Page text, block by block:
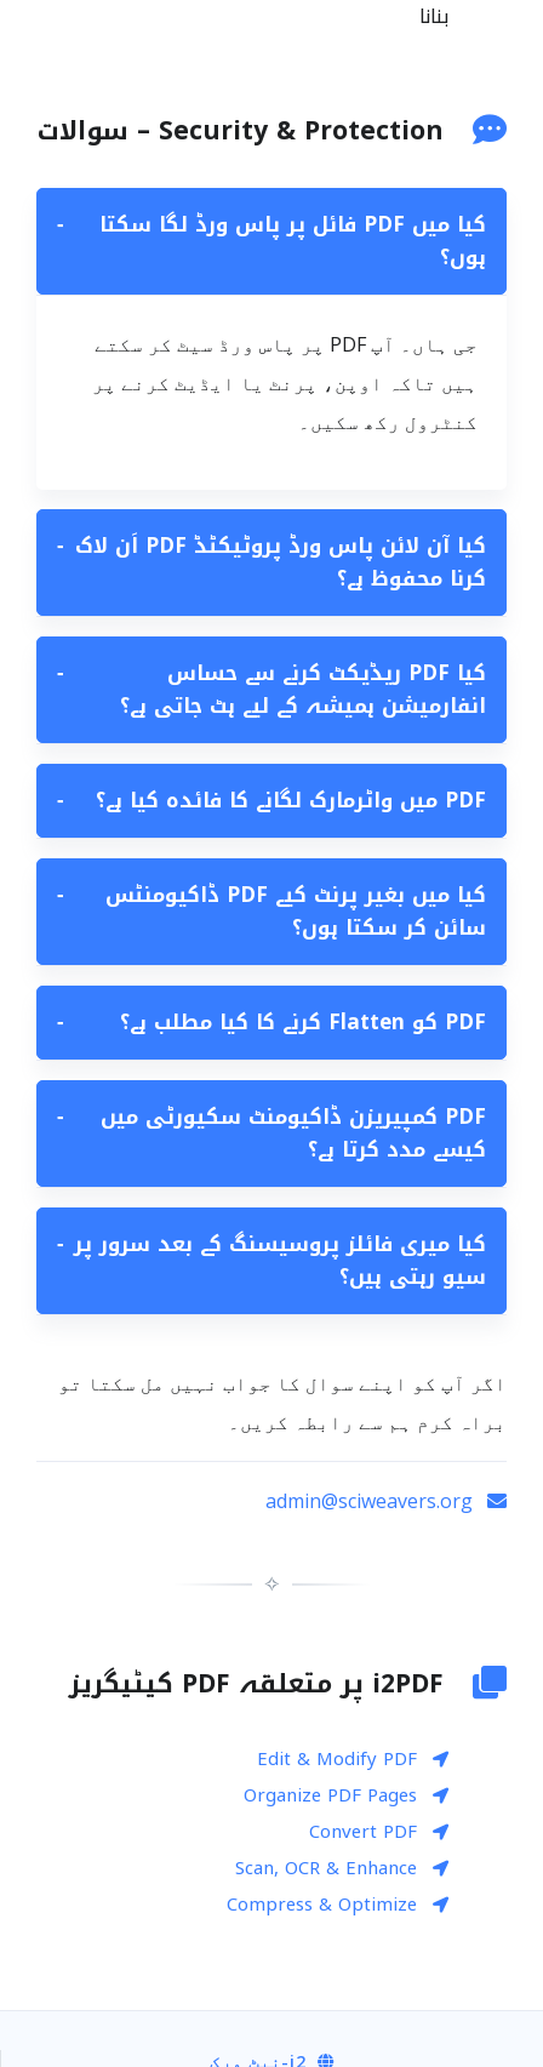
بنانا
Security & Protection – سوالات
کیا میں PDF فائل پر پاس ورڈ لگا سکتا
ہوں؟
−
جی ہاں۔ آپ PDF پر پاس ورڈ سیٹ کر سکتے
ہیں تاکہ اوپن، پرنٹ یا ایڈیٹ کرنے پر
کنٹرول رکھ سکیں۔
کیا آن لائن پاس ورڈ پروٹیکٹڈ PDF اَن لاک
کرنا محفوظ ہے؟
−
کیا PDF ریڈیکٹ کرنے سے حساس
انفارمیشن ہمیشہ کے لیے ہٹ جاتی ہے؟
−
PDF میں واٹرمارک لگانے کا فائدہ کیا ہے؟ −
کیا میں بغیر پرنٹ کیے PDF ڈاکیومنٹس
سائن کر سکتا ہوں؟
−
PDF کو Flatten کرنے کا کیا مطلب ہے؟ −
PDF کمپیریزن ڈاکیومنٹ سکیورٹی میں
کیسے مدد کرتا ہے؟
−
کیا میری فائلز پروسیسنگ کے بعد سرور پر
سیو رہتی ہیں؟
−
اگر آپ کو اپنے سوال کا جواب نہیں مل سکتا تو
براہ کرم ہم سے رابطہ کریں۔
✧
i2PDF پر متعلقہ PDF کیٹیگریز
Edit & Modify PDF
Organize PDF Pages
Convert PDF
Scan, OCR & Enhance
Compress & Optimize
i2-نیٹ ورک